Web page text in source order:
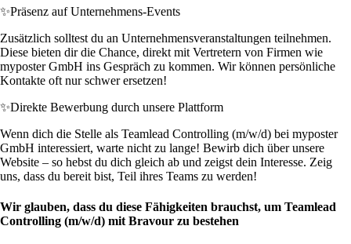
✨Präsenz auf Unternehmens-Events
Zusätzlich solltest du an Unternehmensveranstaltungen teilnehmen.
Diese bieten dir die Chance, direkt mit Vertretern von Firmen wie
myposter GmbH ins Gespräch zu kommen. Wir können persönliche
Kontakte oft nur schwer ersetzen!
✨Direkte Bewerbung durch unsere Plattform
Wenn dich die Stelle als Teamlead Controlling (m/w/d) bei myposter
GmbH interessiert, warte nicht zu lange! Bewirb dich über unsere
Website – so hebst du dich gleich ab und zeigst dein Interesse. Zeig
uns, dass du bereit bist, Teil ihres Teams zu werden!
Wir glauben, dass du diese Fähigkeiten brauchst, um Teamlead
Controlling (m/w/d) mit Bravour zu bestehen